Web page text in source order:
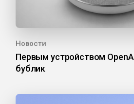
Новости
Первым устройством
бублик